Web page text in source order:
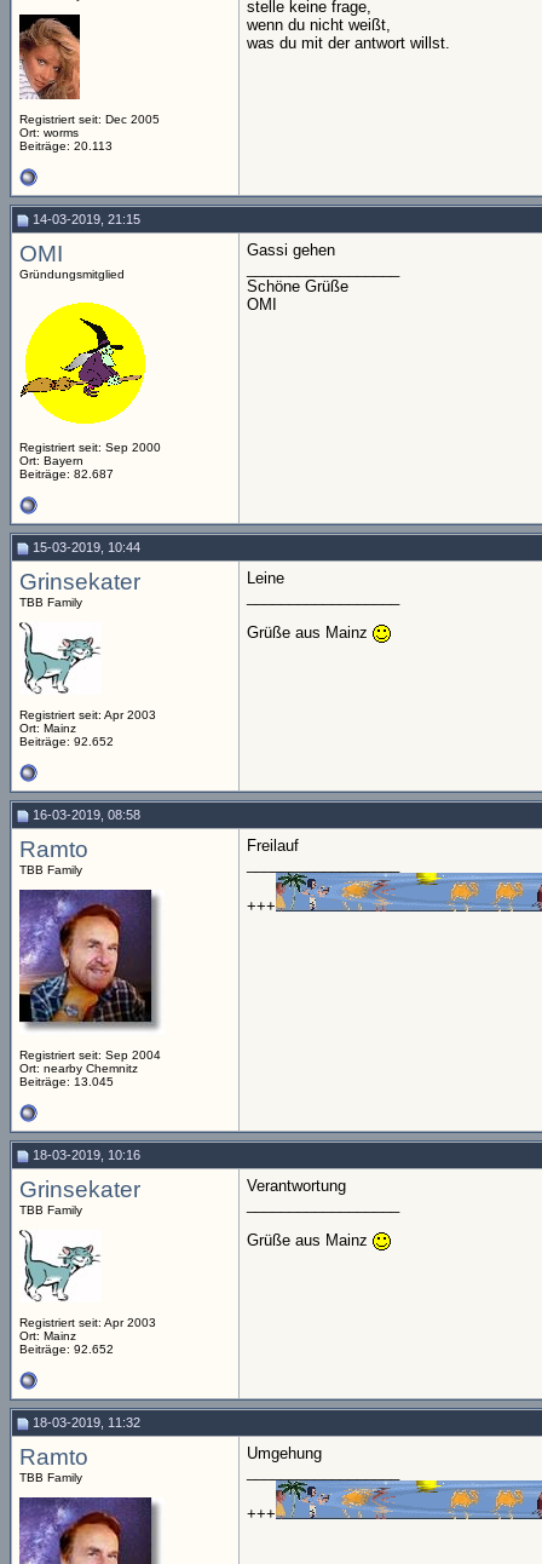
Registriert seit: Dec 2005
Ort: worms
Beiträge: 20.113
stelle keine frage,
wenn du nicht weißt,
was du mit der antwort willst.
14-03-2019, 21:15
OMI
Gründungsmitglied
Registriert seit: Sep 2000
Ort: Bayern
Beiträge: 82.687
Gassi gehen
Schöne Grüße
OMI
15-03-2019, 10:44
Grinsekater
TBB Family
Registriert seit: Apr 2003
Ort: Mainz
Beiträge: 92.652
Leine
Grüße aus Mainz
16-03-2019, 08:58
Ramto
TBB Family
Registriert seit: Sep 2004
Ort: nearby Chemnitz
Beiträge: 13.045
Freilauf
+++
18-03-2019, 10:16
Grinsekater
TBB Family
Registriert seit: Apr 2003
Ort: Mainz
Beiträge: 92.652
Verantwortung
Grüße aus Mainz
18-03-2019, 11:32
Ramto
TBB Family
Umgehung
+++